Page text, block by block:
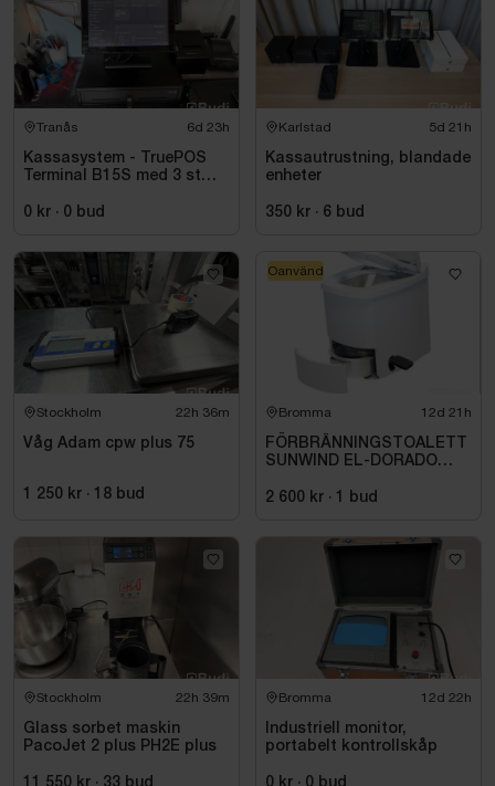
Tranås 6d 23h
Kassasystem - TruePOS
Terminal B15S med 3 st
kvittoskrivare
0 kr · 0 bud
Karlstad 5d 21h
Kassautrustning, blandade
enheter
350 kr · 6 bud
Stockholm 22h 36m
Våg Adam cpw plus 75
1 250 kr · 18 bud
Bromma 12d 21h
FÖRBRÄNNINGSTOALETT
SUNWIND EL-DORADO
2 600 kr · 1 bud
Oanvänd
Stockholm 22h 39m
Glass sorbet maskin
PacoJet 2 plus PH2E plus
Bromma 12d 22h
Industriell monitor,
portabelt kontrollskåp